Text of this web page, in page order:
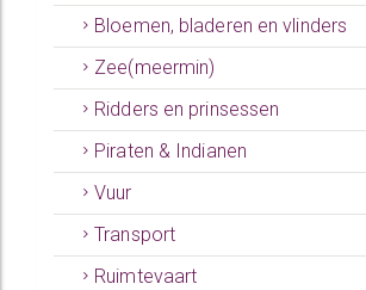
Bloemen, bladeren en vlinders
Zee(meermin)
Ridders en prinsessen
Piraten & Indianen
Vuur
Transport
Ruimtevaart